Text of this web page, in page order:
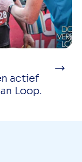
actief
Loop.